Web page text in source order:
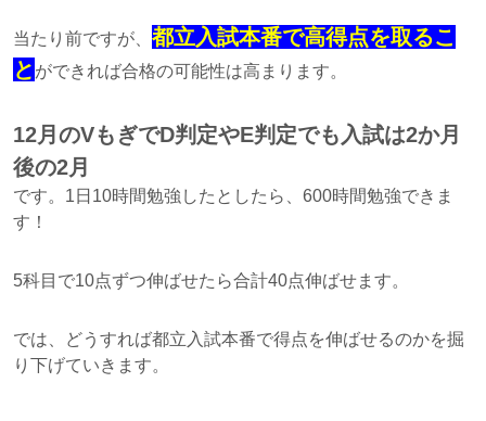
当たり前ですが、 都立入試本番で高得点を取るこ
と ができれば合格の可能性は高まります。
12月のVもぎでD判定やE判定でも入試は2か月
後の2月
です。1日10時間勉強したとしたら、600時間勉強できま
す！
5科目で10点ずつ伸ばせたら合計40点伸ばせます。
では、どうすれば都立入試本番で得点を伸ばせるのかを掘
り下げていきます。